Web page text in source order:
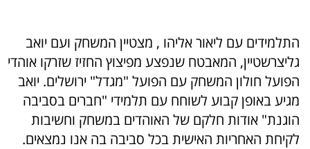
התלמידים עם ליאור אליהו , מצטיין המשחק ועם יואב
גליצרשטיין, המאבטח שנפצע מפיצוץ החזיז שזרקו אוהדי
הפועל חולון המשחק עם הפועל "מגדל" ירושלים. יואב
מגיע באופן קבוע לשוחח עם תלמידי "חברים בסביבה
הוגנת" אודות חלקם של האוהדים במשחק וחשיבות
לקיחת האחריות האישית בכל סביבה בה אנו נמצאים.